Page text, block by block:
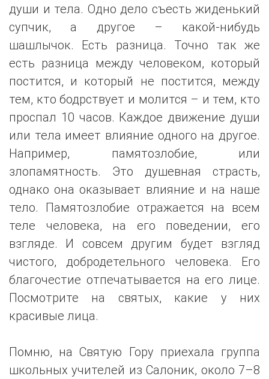
души и тела. Одно дело съесть жиденький
супчик, а другое – какой-нибудь
шашлычок. Есть разница. Точно так же
есть разница между человеком, который
постится, и который не постится, между
тем, кто бодрствует и молится – и тем, кто
проспал 10 часов. Каждое движение души
или тела имеет влияние одного на другое.
Например, памятозлобие, или
злопамятность. Это душевная страсть,
однако она оказывает влияние и на наше
тело. Памятозлобие отражается на всем
теле человека, на его поведении, его
взгляде. И совсем другим будет взгляд
чистого, добродетельного человека. Его
благочестие отпечатывается на его лице.
Посмотрите на святых, какие у них
красивые лица.
Помню, на Святую Гору приехала группа
школьных учителей из Салоник, около 7–8